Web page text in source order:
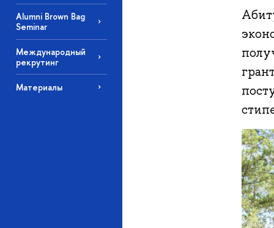
Alumni Brown Bag
Seminar
Международный
рекрутинг
Материалы